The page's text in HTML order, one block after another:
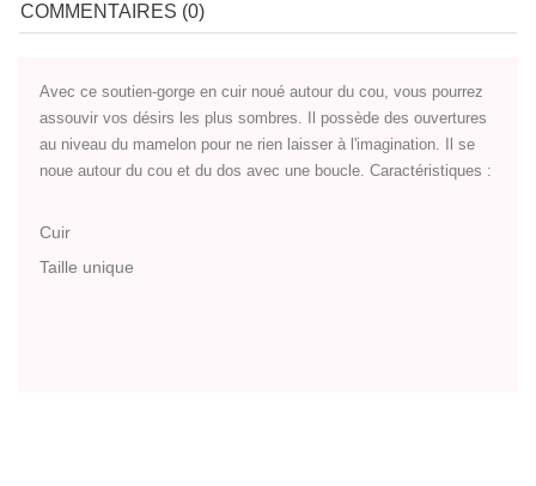
COMMENTAIRES (0)
Avec ce soutien-gorge en cuir noué autour du cou, vous pourrez
assouvir vos désirs les plus sombres. Il possède des ouvertures
au niveau du mamelon pour ne rien laisser à l'imagination. Il se
noue autour du cou et du dos avec une boucle. Caractéristiques :
Cuir
Taille unique